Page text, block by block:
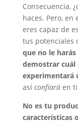
Consecuencia,
haces. Pero, en
eres capaz de
tus potenciales
que no le
demostrar cuál
experimentará
así confiaráen
No es tu
características